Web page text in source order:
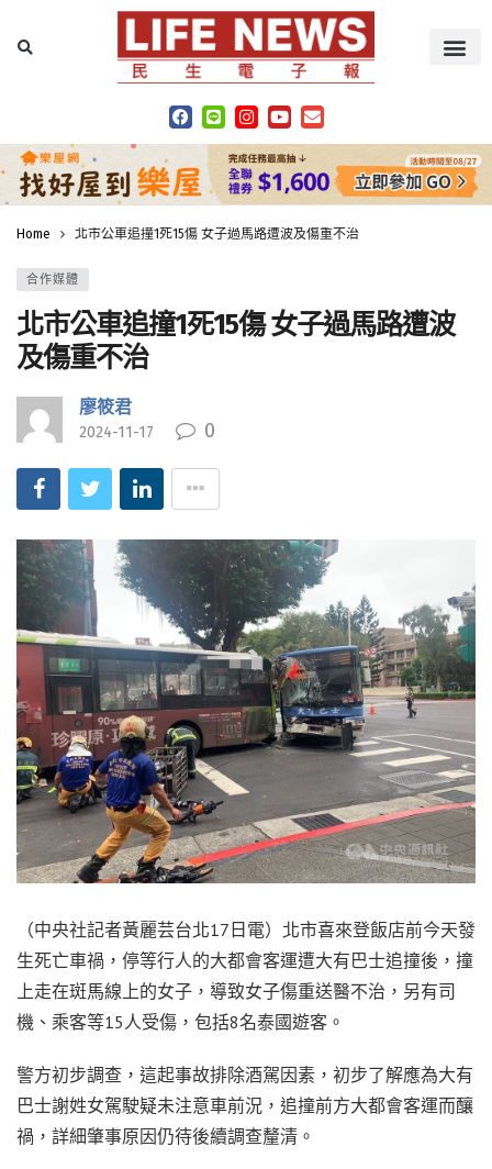
Home 北市公車追撞1死15傷 女子過馬路遭波及傷重不治
合作媒體
北市公車追撞1死15傷 女子過馬路遭波
及傷重不治
廖筱君
2024-11-17 0
（中央社記者黃麗芸台北17日電）北市喜來登飯店前今天發
生死亡車禍，停等行人的大都會客運遭大有巴士追撞後，撞
上走在斑馬線上的女子，導致女子傷重送醫不治，另有司
機、乘客等15人受傷，包括8名泰國遊客。
警方初步調查，這起事故排除酒駕因素，初步了解應為大有
巴士謝姓女駕駛疑未注意車前況，追撞前方大都會客運而釀
禍，詳細肇事原因仍待後續調查釐清。